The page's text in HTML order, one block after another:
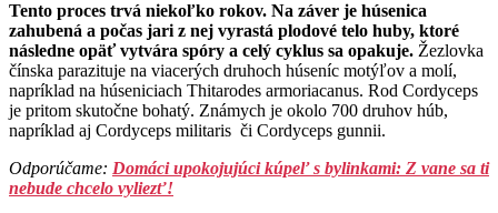
Tento proces trvá niekoľko rokov. Na záver je húsenica
zahubená a počas jari z nej vyrastá plodové telo huby, ktoré
následne opäť vytvára spóry a celý cyklus sa opakuje. Žezlovka
čínska parazituje na viacerých druhoch húseníc motýľov a molí,
napríklad na húseniciach Thitarodes armoriacanus. Rod Cordyceps
je pritom skutočne bohatý. Známych je okolo 700 druhov húb,
napríklad aj Cordyceps militaris či Cordyceps gunnii.
Odporúčame: Domáci upokojujúci kúpeľ s bylinkami: Z vane sa ti
nebude chcelo vyliezť!